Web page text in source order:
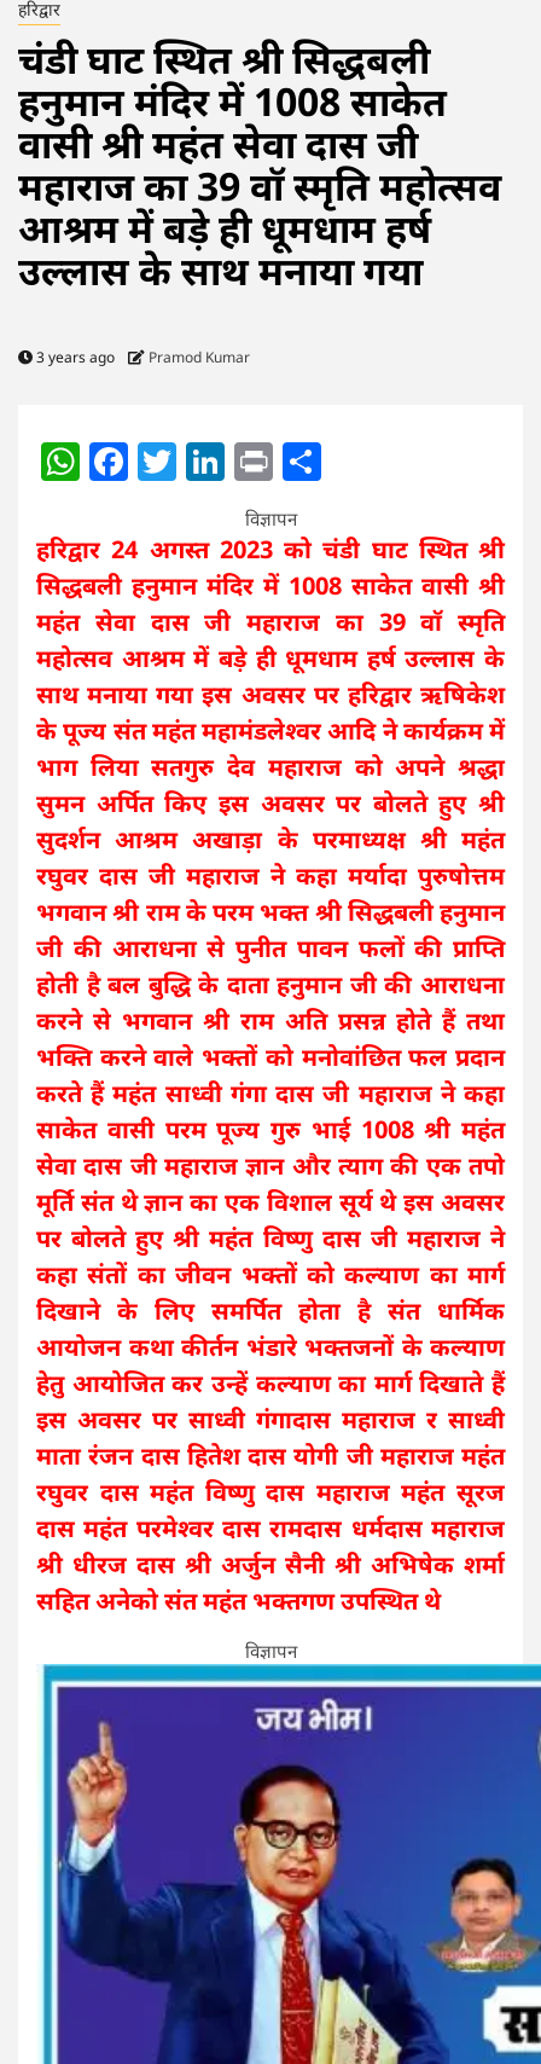
हरिद्वार
चंडी घाट स्थित श्री सिद्धबली
हनुमान मंदिर में 1008 साकेत
वासी श्री महंत सेवा दास जी
महाराज का 39 वाॅ स्मृति महोत्सव
आश्रम में बड़े ही धूमधाम हर्ष
उल्लास के साथ मनाया गया
3 years ago Pramod Kumar
WhatsApp
Facebook
Twitter
LinkedIn
Print
विज्ञापन
हरिद्वार 24 अगस्त 2023 को चंडी घाट स्थित श्री
सिद्धबली हनुमान मंदिर में 1008 साकेत वासी श्री
महंत सेवा दास जी महाराज का 39 वाॅ स्मृति
महोत्सव आश्रम में बड़े ही धूमधाम हर्ष उल्लास के
साथ मनाया गया इस अवसर पर हरिद्वार ऋषिकेश
के पूज्य संत महंत महामंडलेश्वर आदि ने कार्यक्रम में
भाग लिया सतगुरु देव महाराज को अपने श्रद्धा
सुमन अर्पित किए इस अवसर पर बोलते हुए श्री
सुदर्शन आश्रम अखाड़ा के परमाध्यक्ष श्री महंत
रघुवर दास जी महाराज ने कहा मर्यादा पुरुषोत्तम
भगवान श्री राम के परम भक्त श्री सिद्धबली हनुमान
जी की आराधना से पुनीत पावन फलों की प्राप्ति
होती है बल बुद्धि के दाता हनुमान जी की आराधना
करने से भगवान श्री राम अति प्रसन्न होते हैं तथा
भक्ति करने वाले भक्तों को मनोवांछित फल प्रदान
करते हैं महंत साध्वी गंगा दास जी महाराज ने कहा
साकेत वासी परम पूज्य गुरु भाई 1008 श्री महंत
सेवा दास जी महाराज ज्ञान और त्याग की एक तपो
मूर्ति संत थे ज्ञान का एक विशाल सूर्य थे इस अवसर
पर बोलते हुए श्री महंत विष्णु दास जी महाराज ने
कहा संतों का जीवन भक्तों को कल्याण का मार्ग
दिखाने के लिए समर्पित होता है संत धार्मिक
आयोजन कथा कीर्तन भंडारे भक्तजनों के कल्याण
हेतु आयोजित कर उन्हें कल्याण का मार्ग दिखाते हैं
इस अवसर पर साध्वी गंगादास महाराज र साध्वी
माता रंजन दास हितेश दास योगी जी महाराज महंत
रघुवर दास महंत विष्णु दास महाराज महंत सूरज
दास महंत परमेश्वर दास रामदास धर्मदास महाराज
श्री धीरज दास श्री अर्जुन सैनी श्री अभिषेक शर्मा
सहित अनेको संत महंत भक्तगण उपस्थित थे
विज्ञापन